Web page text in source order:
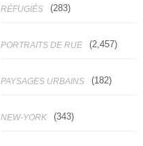
RÉFUGIÉS (283)
PORTRAITS DE RUE (2,457)
PAYSAGES URBAINS (182)
NEW-YORK (343)